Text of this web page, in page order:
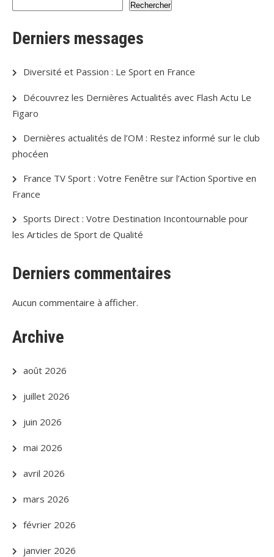
Rechercher
Derniers messages
Diversité et Passion : Le Sport en France
Découvrez les Dernières Actualités avec Flash Actu Le
Figaro
Dernières actualités de l’OM : Restez informé sur le club
phocéen
France TV Sport : Votre Fenêtre sur l’Action Sportive en
France
Sports Direct : Votre Destination Incontournable pour
les Articles de Sport de Qualité
Derniers commentaires
Aucun commentaire à afficher.
Archive
août 2026
juillet 2026
juin 2026
mai 2026
avril 2026
mars 2026
février 2026
janvier 2026